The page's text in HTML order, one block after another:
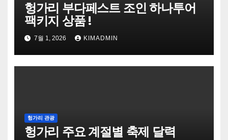
헝가리 부다페스트 조인 하나투어
팩키지 상품 !
7월 1, 2026 KIMADMIN
헝가리 관광
헝가리 주요 계절별 축제 달력